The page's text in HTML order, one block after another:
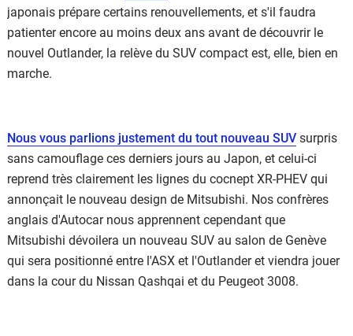
japonais prépare certains renouvellements, et s'il faudra
patienter encore au moins deux ans avant de découvrir le
nouvel Outlander, la relève du SUV compact est, elle, bien en
marche.
Nous vous parlions justement du tout nouveau SUV surpris
sans camouflage ces derniers jours au Japon, et celui-ci
reprend très clairement les lignes du cocnept XR-PHEV qui
annonçait le nouveau design de Mitsubishi. Nos confrères
anglais d'Autocar nous apprennent cependant que
Mitsubishi dévoilera un nouveau SUV au salon de Genève
qui sera positionné entre l'ASX et l'Outlander et viendra jouer
dans la cour du Nissan Qashqai et du Peugeot 3008.